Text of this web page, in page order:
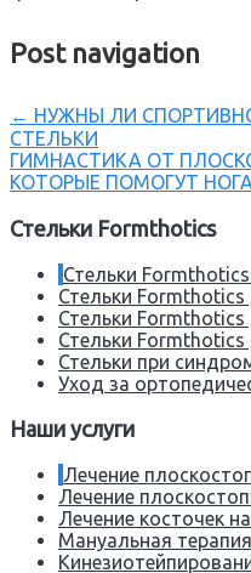
Post navigation
← НУЖНЫ ЛИ
СТЕЛЬКИ
ГИМНАСТИКА ОТ
КОТОРЫЕ ПОМОГУТ
Стельки Formthotics
Стельки
Стельки Formthotics
Стельки
Стельки
Стельки при
Уход за
Наши услуги
Лечение
Лечение
Лечение косточек
Мануальная терапия